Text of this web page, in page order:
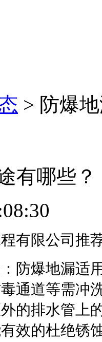
> 防爆
有哪些？
有限公司推
防爆地漏适
通道等需冲
的排水管上
效的杜绝锈